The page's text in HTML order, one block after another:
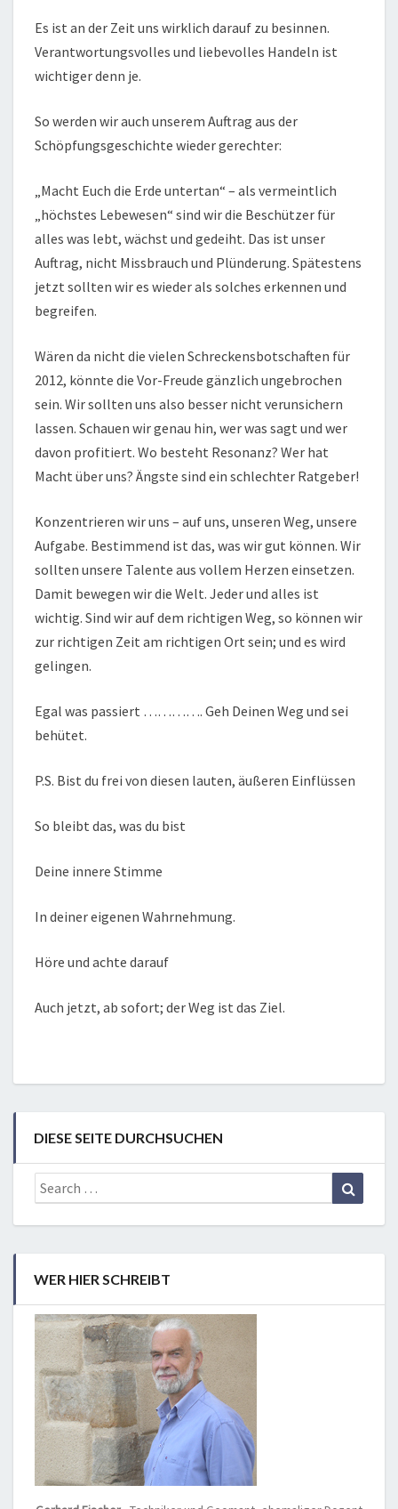
Es ist an der Zeit uns wirklich darauf zu besinnen.
Verantwortungsvolles und liebevolles Handeln ist
wichtiger denn je.
So werden wir auch unserem Auftrag aus der
Schöpfungsgeschichte wieder gerechter:
„Macht Euch die Erde untertan“ – als vermeintlich
„höchstes Lebewesen“ sind wir die Beschützer für
alles was lebt, wächst und gedeiht. Das ist unser
Auftrag, nicht Missbrauch und Plünderung. Spätestens
jetzt sollten wir es wieder als solches erkennen und
begreifen.
Wären da nicht die vielen Schreckensbotschaften für
2012, könnte die Vor-Freude gänzlich ungebrochen
sein. Wir sollten uns also besser nicht verunsichern
lassen. Schauen wir genau hin, wer was sagt und wer
davon profitiert. Wo besteht Resonanz? Wer hat
Macht über uns? Ängste sind ein schlechter Ratgeber!
Konzentrieren wir uns – auf uns, unseren Weg, unsere
Aufgabe. Bestimmend ist das, was wir gut können. Wir
sollten unsere Talente aus vollem Herzen einsetzen.
Damit bewegen wir die Welt. Jeder und alles ist
wichtig. Sind wir auf dem richtigen Weg, so können wir
zur richtigen Zeit am richtigen Ort sein; und es wird
gelingen.
Egal was passiert …………. Geh Deinen Weg und sei
behütet.
P.S. Bist du frei von diesen lauten, äußeren Einflüssen
So bleibt das, was du bist
Deine innere Stimme
In deiner eigenen Wahrnehmung.
Höre und achte darauf
Auch jetzt, ab sofort; der Weg ist das Ziel.
DIESE SEITE DURCHSUCHEN
Search
for:
WER HIER SCHREIBT